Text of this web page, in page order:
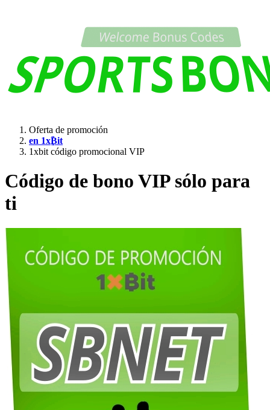
Oferta de promoción
en 1x₿it
1xbit código promocional VIP
Código de bono VIP sólo para
ti